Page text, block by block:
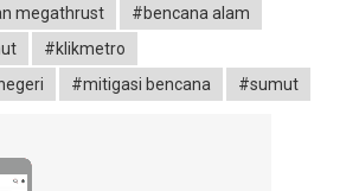
megathrust
#bencana alam
#klikmetro
#mitigasi bencana #sumut